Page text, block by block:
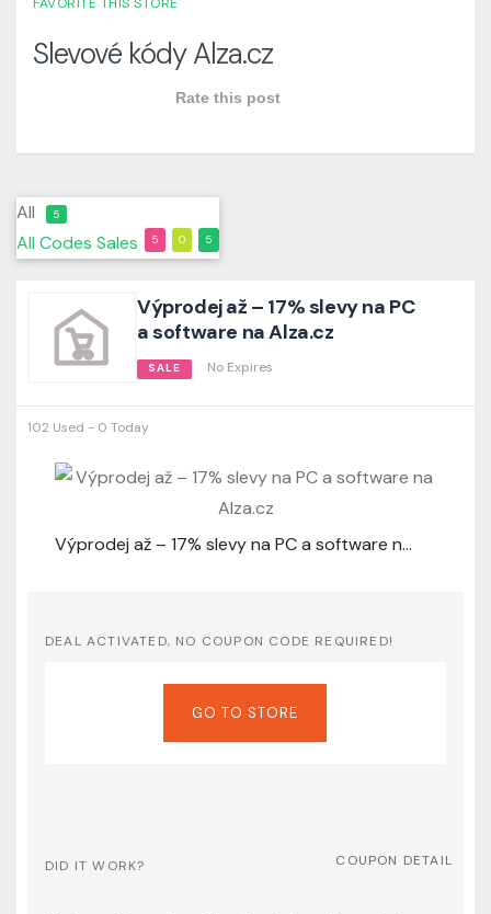
Slevové kódy Alza.cz
Rate this post
All 5
All 5
Codes 0
Sales 5
Výprodej až – 17% slevy na PC
a software na Alza.cz
SALE No Expires
102 Used - 0 Today
Výprodej až – 17% slevy na PC a software na Alza.cz
DEAL ACTIVATED, NO COUPON CODE REQUIRED!
GO TO STORE
DID IT WORK? COUPON DETAIL